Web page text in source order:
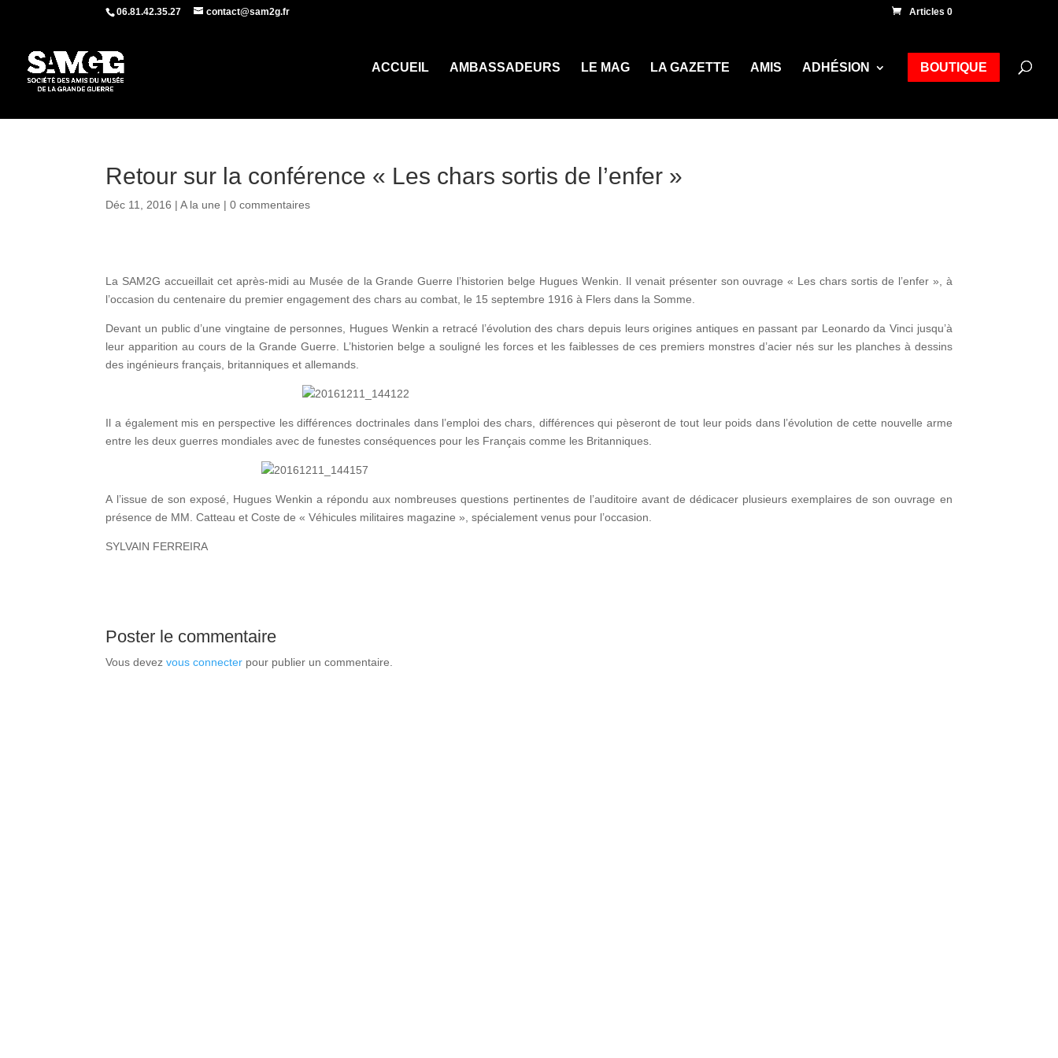
06.81.42.35.27 contact@sam2g.fr Articles 0
ACCUEIL AMBASSADEURS LE MAG LA GAZETTE AMIS ADHÉSION BOUTIQUE
Retour sur la conférence « Les chars sortis de l’enfer »
Déc 11, 2016 |A la une |0 commentaires
La SAM2G accueillait cet après-midi au Musée de la Grande Guerre l’historien belge Hugues Wenkin. Il venait présenter son ouvrage « Les chars sortis de l’enfer », à
l’occasion du centenaire du premier engagement des chars au combat, le 15 septembre 1916 à Flers dans la Somme.
Devant un public d’une vingtaine de personnes, Hugues Wenkin a retracé l’évolution des chars depuis leurs origines antiques en passant par Leonardo da Vinci jusqu’à
leur apparition au cours de la Grande Guerre. L’historien belge a souligné les forces et les faiblesses de ces premiers monstres d’acier nés sur les planches à dessins
des ingénieurs français, britanniques et allemands.
Il a également mis en perspective les différences doctrinales dans l’emploi des chars, différences qui pèseront de tout leur poids dans l’évolution de cette nouvelle arme
entre les deux guerres mondiales avec de funestes conséquences pour les Français comme les Britanniques.
A l’issue de son exposé, Hugues Wenkin a répondu aux nombreuses questions pertinentes de l’auditoire avant de dédicacer plusieurs exemplaires de son ouvrage en
présence de MM. Catteau et Coste de « Véhicules militaires magazine », spécialement venus pour l’occasion.
SYLVAIN FERREIRA
Poster le commentaire
Vous devezvous connecter pour publier un commentaire.